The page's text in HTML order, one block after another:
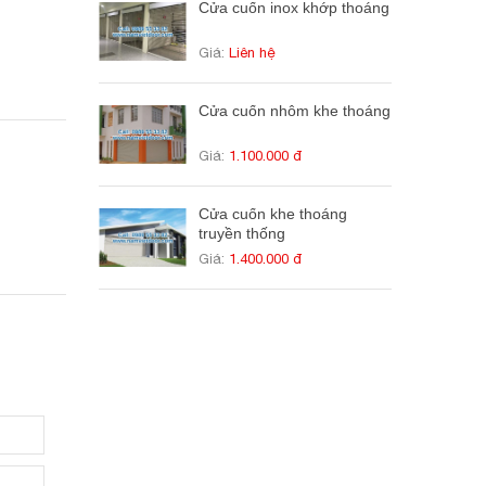
Cửa cuốn inox khớp thoáng
Giá: Liên hệ
Cửa cuốn nhôm khe thoáng
Giá: 1.100.000 đ
Cửa cuốn khe thoáng
truyền thống
Giá: 1.400.000 đ